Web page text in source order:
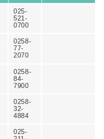
025-
521-
0700
0258-
77-
2070
0258-
84-
7900
0258-
32-
4884
025-